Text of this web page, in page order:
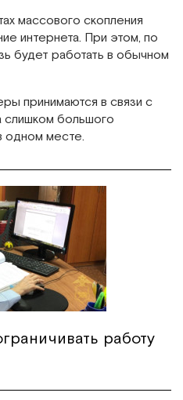
массового скопления
интернета. При этом, по
будет работать в обычном
принимаются в связи с
слишком большого
одном месте.
работу